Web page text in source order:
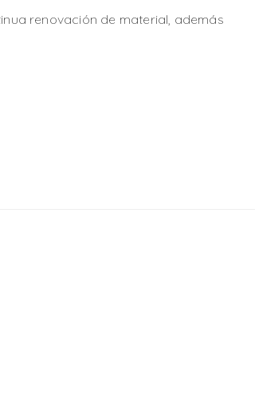
renovación de material, además